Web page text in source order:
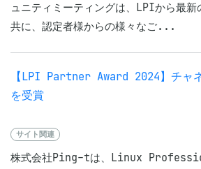
ュニティミーティングは、LPIから最新
共に、認定者様からの様々なご...
【LPI Partner Award 2024】チャ
を受賞
サイト関連
株式会社Ping-tは、Linux